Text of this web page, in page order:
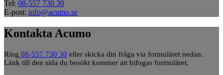
Tel: 08-557 730 30
E-post: info@acumo.se
Kontakta Acumo
Ring 08-557 730 30 eller skicka din fråga via formuläret nedan.
Länk till den sida du besökt kommer att bifogas formuläret.